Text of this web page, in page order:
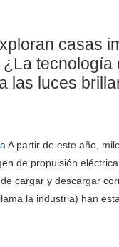
casas
tecnología
las luces
A partir de este año,
de propulsión
cargar y descargar
la industria) han